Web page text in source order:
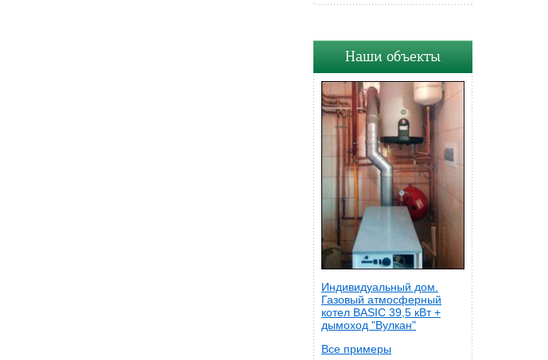
Наши объекты
Индивидуальный дом.
Газовый атмосферный
котел BASIC 39,5 кВт +
дымоход "Вулкан"
Все примеры